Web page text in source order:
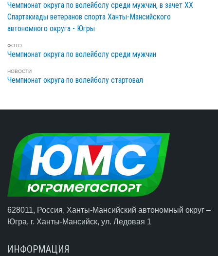
Чемпионат округа по волейболу среди мужчин, в зачет XХ
Спартакиады ветеранов спорта Ханты-Мансийского
автономного округа - Югры
ФОТО
Чемпионат округа по волейболу среди мужчин
НОВОСТИ
Чемпионат округа по волейболу стартовал
628011, Россия, Ханты-Мансийский автономный округ –
Югра, г. Ханты-Мансийск, ул. Ледовая 1
ИНФОРМАЦИЯ